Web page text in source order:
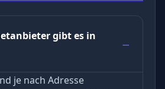
gibt es in
je nach Adresse